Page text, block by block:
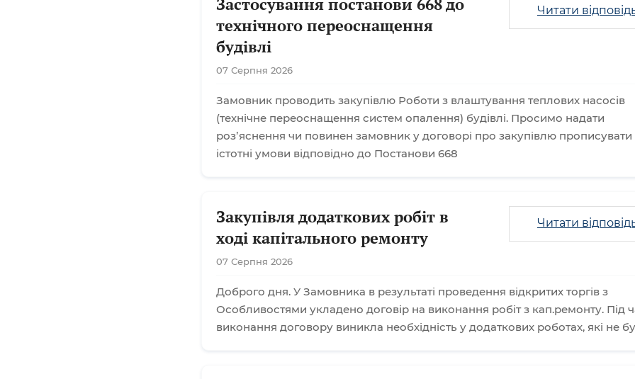
технічного переоснащення
будівлі
07 Серпня 2026
Читати
Замовник проводить закупівлю Роботи з влаштування теплових насосів
(технічне переоснащення систем опалення) будівлі. Просимо надати
розʼяснення чи повинен замовник у договорі про закупівлю прописувати
істотні умови відповідно до Постанови 668
Закупівля додаткових робіт в
ході капітального ремонту
07 Серпня 2026
Читати
Доброго дня. У Замовника в результаті проведення відкритих торгів з
Особливостями укладено договір на виконання робіт з кап.ремонту. Під
виконання договору виникла необхідність у додаткових роботах, які не